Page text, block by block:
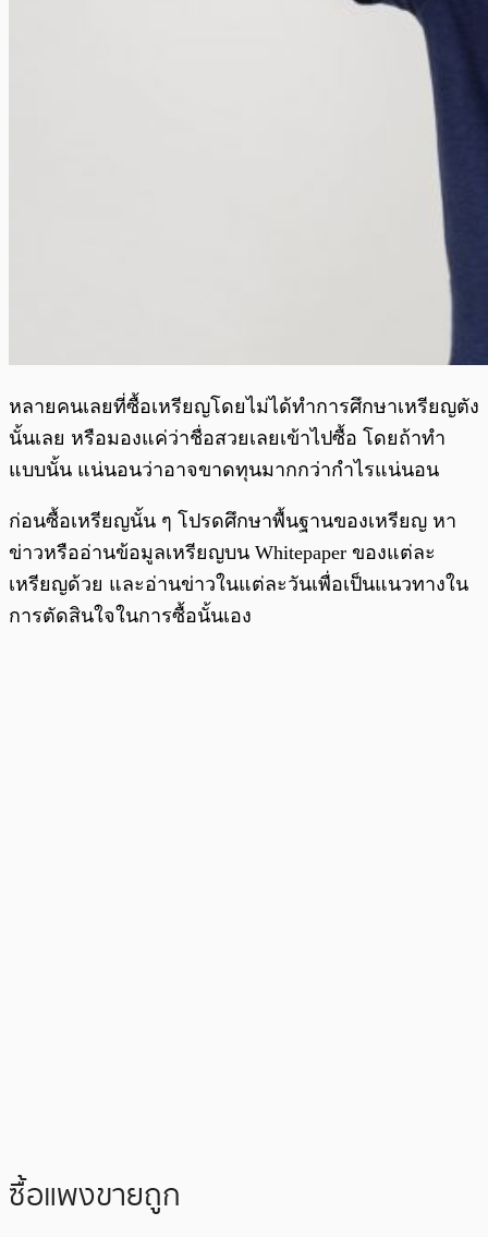
หลายคนเลยที่ซื้อเหรียญโดยไม่ได้ทำการศึกษาเหรียญตัง
นั้นเลย หรือมองแค่ว่าชื่อสวยเลยเข้าไปซื้อ โดยถ้าทำ
แบบนั้น แน่นอนว่าอาจขาดทุนมากกว่ากำไรแน่นอน
ก่อนซื้อเหรียญนั้น ๆ โปรดศึกษาพื้นฐานของเหรียญ หา
ข่าวหรืออ่านข้อมูลเหรียญบน Whitepaper ของแต่ละ
เหรียญด้วย และอ่านข่าวในแต่ละวันเพื่อเป็นแนวทางใน
การตัดสินใจในการซื้อนั้นเอง
ซื้อแพงขายถูก